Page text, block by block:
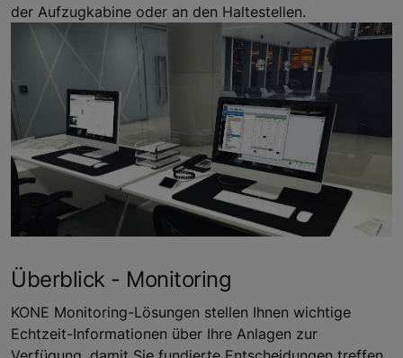
der Aufzugkabine oder an den Haltestellen.
Überblick - Monitoring
KONE Monitoring-Lösungen stellen Ihnen wichtige
Echtzeit-Informationen über Ihre Anlagen zur